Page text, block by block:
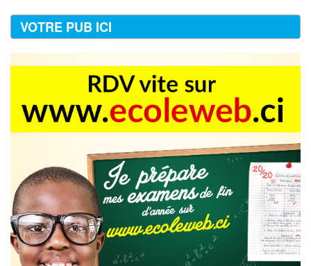
VOTRE PUB ICI